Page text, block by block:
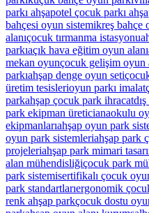
parkı ahşapotel çocuk parkı
bahçesi oyun sistemikreş bahçe
alanıçocuk tırmanma istasyonu
parkıaçık hava eğitim oyun alanı
mekan oyunçocuk gelişim oyun
parkıahşap denge oyun seti
üretim tesislerioyun parkı
parkahşap çocuk park ihracat
park ekipman üreticianaokulu
ekipmanlarıahşap oyun park
oyun park sistemleriahşap park
projeleriahşap park mimari
alan mühendisliğiçocuk park
park sistemisertifikalı çocuk
park standartlarıergonomik
renk ahşap parkçocuk dostu